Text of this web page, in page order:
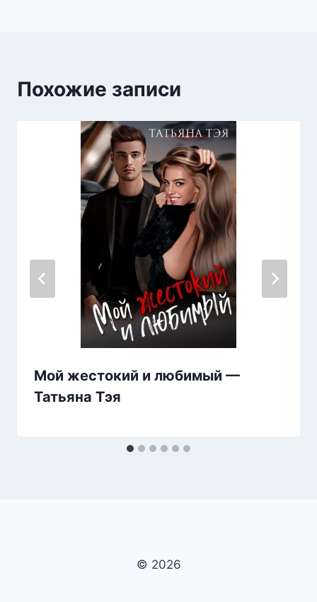
Похожие записи
Мой жестокий и любимый —
Татьяна Тэя
© 2026